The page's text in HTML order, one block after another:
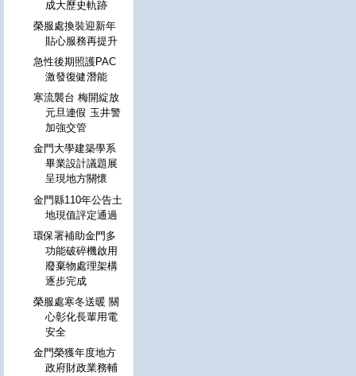
成大歷史軌跡
榮服處換裝迎新年
貼心服務再提升
急性後期照護PAC
激發復健潛能
寒流襲台 梅開綻放
元旦連假 玉井警
加強交管
金門大學建築學系
畢業設計議題展
呈現地方關懷
金門縣110年公告土
地現值評定通過
環保署補助金門多
功能破碎機啟用
廢棄物處理架構
逐步完成
榮服處寒冬送暖 關
心彰化長輩用電
安全
金門榮獲年度地方
政府財政業務輔